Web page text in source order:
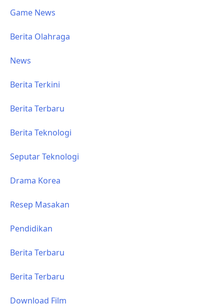
Game News
Berita Olahraga
News
Berita Terkini
Berita Terbaru
Berita Teknologi
Seputar Teknologi
Drama Korea
Resep Masakan
Pendidikan
Berita Terbaru
Berita Terbaru
Download Film